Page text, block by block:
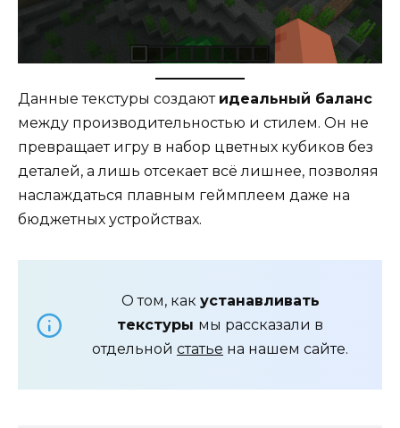
Данные текстуры создают идеальный баланс
между производительностью и стилем. Он не
превращает игру в набор цветных кубиков без
деталей, а лишь отсекает всё лишнее, позволяя
наслаждаться плавным геймплеем даже на
бюджетных устройствах.
О том, как устанавливать
текстуры мы рассказали в
отдельной статье на нашем сайте.